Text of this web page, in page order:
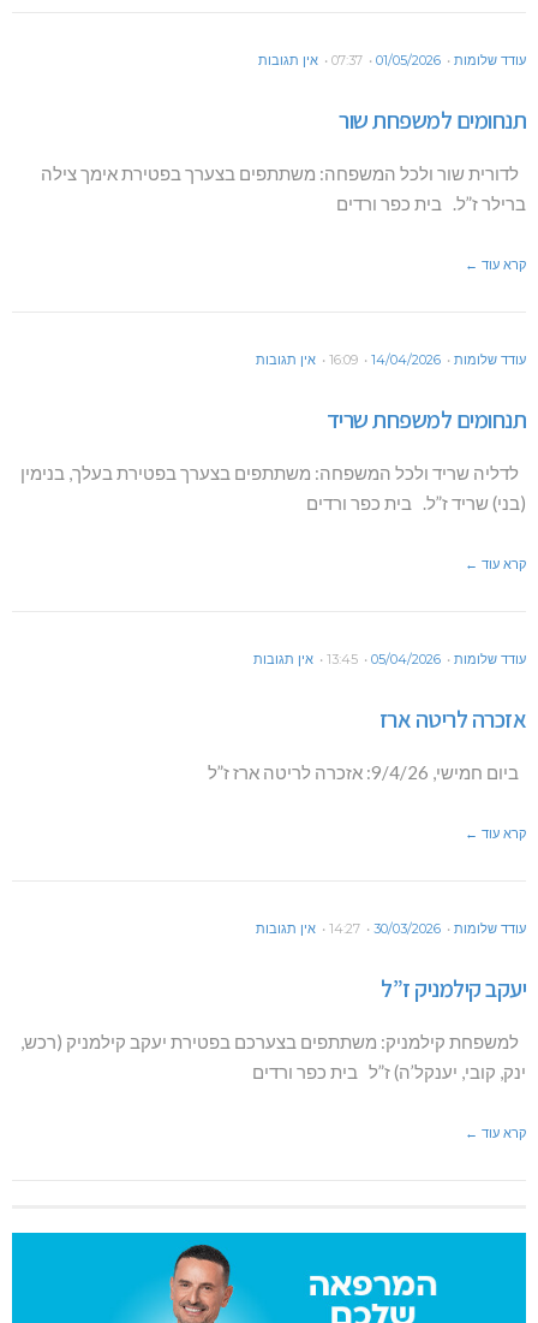
עודד שלומות 01/05/2026
07:37 אין תגובות
תנחומים למשפחת שור
לדורית שור ולכל המשפחה: משתתפים בצערך בפטירת אימך צילה
ברילר ז”ל. בית כפר ורדים
קרא עוד ←
עודד שלומות 14/04/2026
16:09 אין תגובות
תנחומים למשפחת שריד
לדליה שריד ולכל המשפחה: משתתפים בצערך בפטירת בעלך, בנימין
(בני) שריד ז”ל. בית כפר ורדים
קרא עוד ←
עודד שלומות 05/04/2026
13:45 אין תגובות
אזכרה לריטה ארז
ביום חמישי, 9/4/26: אזכרה לריטה ארז ז”ל
קרא עוד ←
עודד שלומות 30/03/2026
14:27 אין תגובות
יעקב קילמניק ז”ל
למשפחת קילמניק: משתתפים בצערכם בפטירת יעקב קילמניק (רכש,
ינק, קובי, יענקל’ה) ז”ל בית כפר ורדים
קרא עוד ←